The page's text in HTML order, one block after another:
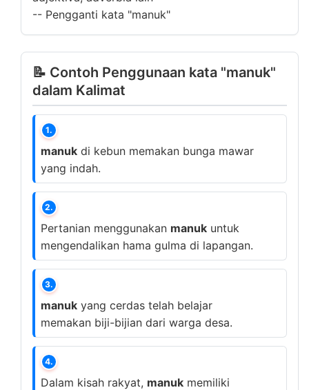
-- Pengganti kata "manuk"
📝 Contoh Penggunaan kata "manuk"
dalam Kalimat
1.
manuk di kebun memakan bunga mawar
yang indah.
2.
Pertanian menggunakan manuk untuk
mengendalikan hama gulma di lapangan.
3.
manuk yang cerdas telah belajar
memakan biji-bijian dari warga desa.
4.
Dalam kisah rakyat, manuk memiliki